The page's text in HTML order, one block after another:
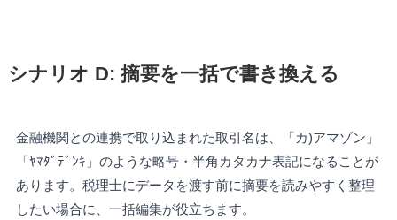
シナリオ D: 摘要を一括で書き換える
金融機関との連携で取り込まれた取引名は、「カ)アマゾン」
「ﾔﾏﾀﾞﾃﾞﾝｷ」のような略号・半角カタカナ表記になることが
あります。税理士にデータを渡す前に摘要を読みやすく整理
したい場合に、一括編集が役立ちます。